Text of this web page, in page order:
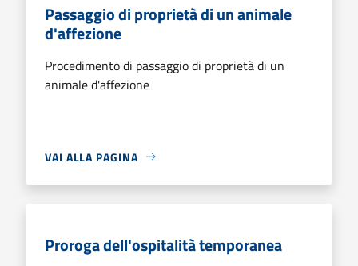
Passaggio di proprietà di un animale
d'affezione
Procedimento di passaggio di proprietà di un
animale d'affezione
VAI ALLA PAGINA
Proroga dell'ospitalità temporanea